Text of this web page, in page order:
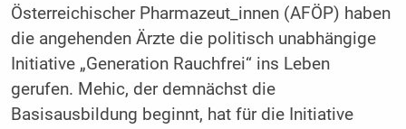
Österreichischer Pharmazeut_innen (AFÖP) haben
die angehenden Ärzte die politisch unabhängige
Initiative „Generation Rauchfrei“ ins Leben
gerufen. Mehic, der demnächst die
Basisausbildung beginnt, hat für die Initiative